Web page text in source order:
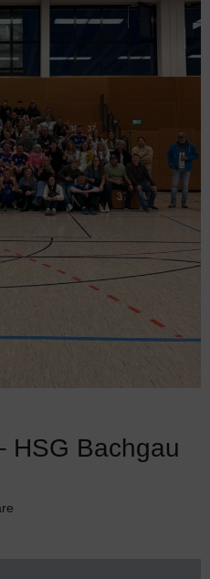
HSG Bachgau